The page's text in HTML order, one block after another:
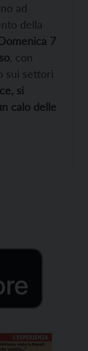
ad
della
7
, con
sui settori
si
calo delle